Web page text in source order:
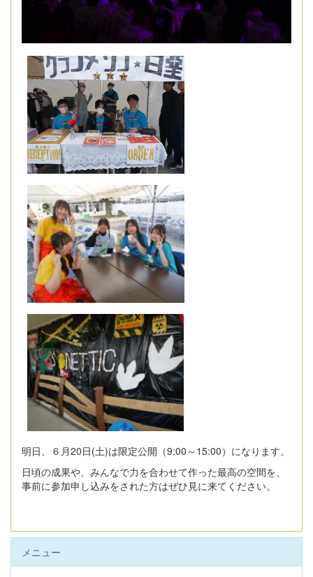
明日、６月20日(土)は限定公開（9:00～15:00）になります。
日頃の成果や、みんなで力を合わせて作った最高の空間を、
事前に参加申し込みをされた方はぜひ見に来てください。
メニュー